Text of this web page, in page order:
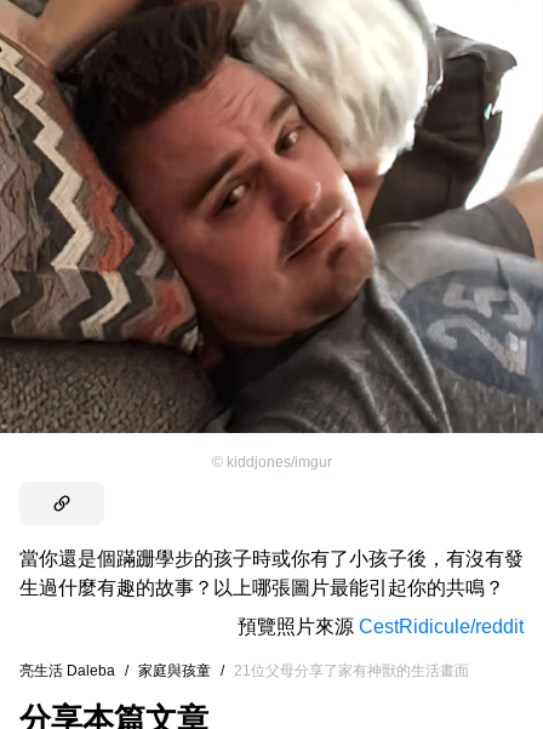
© kiddjones/imgur
當你還是個蹣跚學步的孩子時或你有了小孩子後，有沒有發
生過什麼有趣的故事？以上哪張圖片最能引起你的共鳴？
預覽照片來源 CestRidicule/reddit
亮生活 Daleba / 家庭與孩童 / 21位父母分享了家有神獸的生活畫面
分享本篇文章